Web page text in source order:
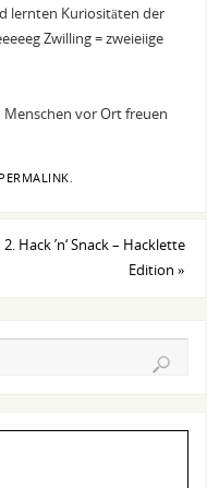
lernten Kuriositäten der
Zwilling = zweieiige
vor Ort freuen
PERMALINK
2. Hack ’n‘ Snack – Hacklette
Edition»